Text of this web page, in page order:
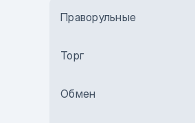
Бежевый
Праворульные
Торг
Обмен